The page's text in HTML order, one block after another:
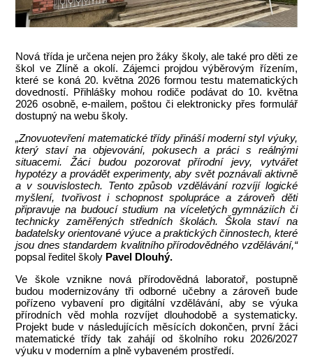
Nová třída je určena nejen pro žáky školy, ale také pro děti ze
škol ve Zlíně a okolí. Zájemci projdou výběrovým řízením,
které se koná 20. května 2026 formou testu matematických
dovedností. Přihlášky mohou rodiče podávat do 10. května
2026 osobně, e-mailem, poštou či elektronicky přes formulář
dostupný na webu školy.
„Znovuotevření matematické třídy přináší moderní styl výuky,
který staví na objevování, pokusech a práci s reálnými
situacemi. Žáci budou pozorovat přírodní jevy, vytvářet
hypotézy a provádět experimenty, aby svět poznávali aktivně
a v souvislostech. Tento způsob vzdělávání rozvíjí logické
myšlení, tvořivost i schopnost spolupráce a zároveň děti
připravuje na budoucí studium na víceletých gymnáziích či
technicky zaměřených středních školách. Škola staví na
badatelsky orientované výuce a praktických činnostech, které
jsou dnes standardem kvalitního přírodovědného vzdělávání,“
popsal ředitel školy Pavel Dlouhý.
Ve škole vznikne nová přírodovědná laboratoř, postupně
budou modernizovány tři odborné učebny a zároveň bude
pořízeno vybavení pro digitální vzdělávání, aby se výuka
přírodních věd mohla rozvíjet dlouhodobě a systematicky.
Projekt bude v následujících měsících dokončen, první žáci
matematické třídy tak zahájí od školního roku 2026/2027
výuku v moderním a plně vybaveném prostředí.